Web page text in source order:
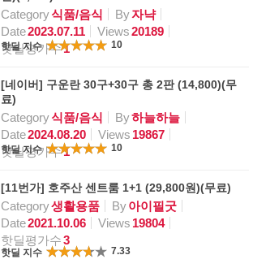
Category식품/음식 By자냑
Date2023.07.11 Views20189
핫딜평가수1
핫딜 지수 10
[네이버] 구운란 30구+30구 총 2판 (14,800)(무
료)
Category식품/음식 By하늘하늘
Date2024.08.20 Views 19867
핫딜평가수1
핫딜 지수 10
[11번가] 호주산 센트룸 1+1 (29,800원)(무료)
Category생활용품 By아이필굿
Date2021.10.06 Views 19804
핫딜평가수3
핫딜 지수 7.33